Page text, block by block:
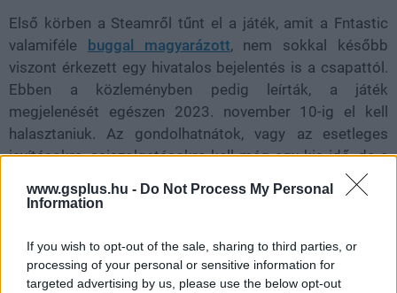
www.gsplus.hu - Do Not Process My Personal
Information
If you wish to opt-out of the sale, sharing to third parties, or
processing of your personal or sensitive information for
targeted advertising by us, please use the below opt-out
Első körben a Steamről tűnt el a játék, amit a Fntastic
valamiféle
buggal magyarázott, nem sokkal később
viszont érkezett egy hivatalos bejelentés is a csapattól.
Ebben a közleményben pedig leírták, a játék
megjelenését egészen 2023. november 10-ig el kell
halasztaniuk. Az gondolhatnátok, vagy az esetleges
javításokra, csiszolgatásokra kell még egy kis idő, de a
Kiderült ugyanis, hogy egyáltalán nem véletlenül tűnt egy
a játék a Steamről, és nem is valamiféle hibáról van szó: